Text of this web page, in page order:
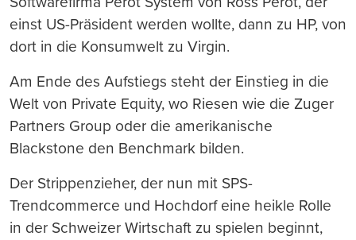
einst US-Präsident werden wollte, dann zu HP, von
dort in die Konsumwelt zu Virgin.
Am Ende des Aufstiegs steht der Einstieg in die
Welt von Private Equity, wo Riesen wie die Zuger
Partners Group oder die amerikanische
Blackstone den Benchmark bilden.
Der Strippenzieher, der nun mit SPS-
Trendcommerce und Hochdorf eine heikle Rolle
in der Schweizer Wirtschaft zu spielen beginnt,